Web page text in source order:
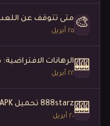
🎨 متى تتوقف عن
٢٥ أبريل
🎰الرهانات
٢٢ أبريل
🎰888starz تحميل APK — مراجعة شاملة للتطبيق 2026
٢٠ أبريل